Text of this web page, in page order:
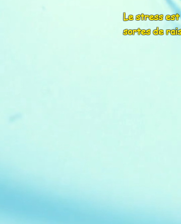
Le stress est
sortes de